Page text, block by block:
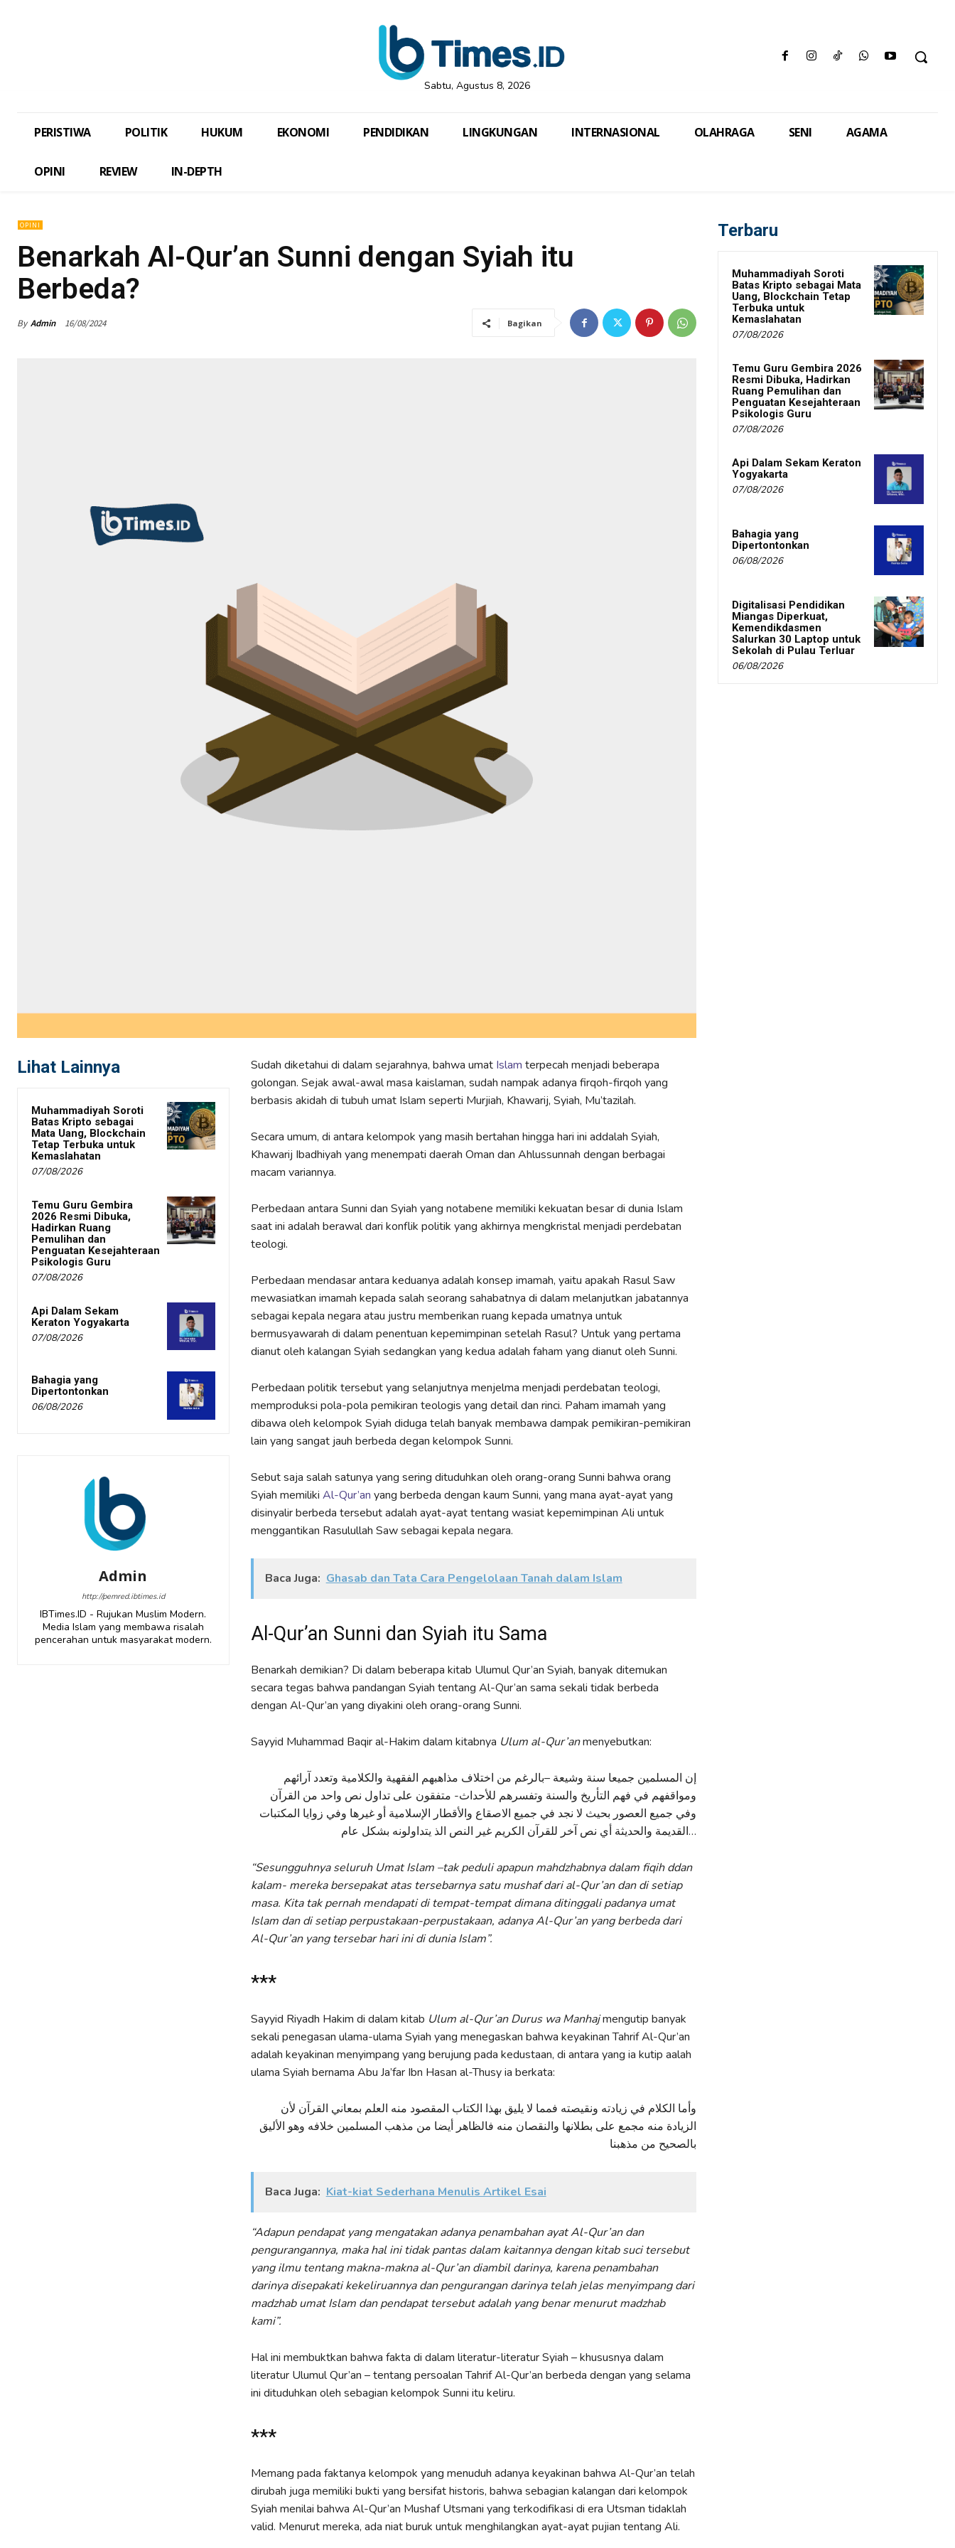
Sabtu, Agustus 8, 2026
PERISTIWA POLITIK HUKUM EKONOMI PENDIDIKAN LINGKUNGAN INTERNASIONAL OLAHRAGA SENI AGAMA
OPINI REVIEW IN-DEPTH
OPINI
Benarkah Al-Qur’an Sunni dengan Syiah itu
Berbeda?
By Admin 16/08/2024 Bagikan
Lihat Lainnya
Muhammadiyah Soroti
Batas Kripto sebagai
Mata Uang, Blockchain
Tetap Terbuka untuk
Kemaslahatan
07/08/2026
Temu Guru Gembira
2026 Resmi Dibuka,
Hadirkan Ruang
Pemulihan dan
Penguatan Kesejahteraan
Psikologis Guru
07/08/2026
Api Dalam Sekam
Keraton Yogyakarta
07/08/2026
Bahagia yang
Dipertontonkan
06/08/2026
Admin
http://pemred.ibtimes.id
IBTimes.ID - Rujukan Muslim Modern.
Media Islam yang membawa risalah
pencerahan untuk masyarakat modern.
Sudah diketahui di dalam sejarahnya, bahwa umat Islam terpecah menjadi beberapa
golongan. Sejak awal-awal masa kaislaman, sudah nampak adanya firqoh-firqoh yang
berbasis akidah di tubuh umat Islam seperti Murjiah, Khawarij, Syiah, Mu’tazilah.
Secara umum, di antara kelompok yang masih bertahan hingga hari ini addalah Syiah,
Khawarij Ibadhiyah yang menempati daerah Oman dan Ahlussunnah dengan berbagai
macam variannya.
Perbedaan antara Sunni dan Syiah yang notabene memiliki kekuatan besar di dunia Islam
saat ini adalah berawal dari konflik politik yang akhirnya mengkristal menjadi perdebatan
teologi.
Perbedaan mendasar antara keduanya adalah konsep imamah, yaitu apakah Rasul Saw
mewasiatkan imamah kepada salah seorang sahabatnya di dalam melanjutkan jabatannya
sebagai kepala negara atau justru memberikan ruang kepada umatnya untuk
bermusyawarah di dalam penentuan kepemimpinan setelah Rasul? Untuk yang pertama
dianut oleh kalangan Syiah sedangkan yang kedua adalah faham yang dianut oleh Sunni.
Perbedaan politik tersebut yang selanjutnya menjelma menjadi perdebatan teologi,
memproduksi pola-pola pemikiran teologis yang detail dan rinci. Paham imamah yang
dibawa oleh kelompok Syiah diduga telah banyak membawa dampak pemikiran-pemikiran
lain yang sangat jauh berbeda degan kelompok Sunni.
Sebut saja salah satunya yang sering dituduhkan oleh orang-orang Sunni bahwa orang
Syiah memiliki Al-Qur’an yang berbeda dengan kaum Sunni, yang mana ayat-ayat yang
disinyalir berbeda tersebut adalah ayat-ayat tentang wasiat kepemimpinan Ali untuk
menggantikan Rasulullah Saw sebagai kepala negara.
Baca Juga: Ghasab dan Tata Cara Pengelolaan Tanah dalam Islam
Al-Qur’an Sunni dan Syiah itu Sama
Benarkah demikian? Di dalam beberapa kitab Ulumul Qur’an Syiah, banyak ditemukan
secara tegas bahwa pandangan Syiah tentang Al-Qur’an sama sekali tidak berbeda
dengan Al-Qur’an yang diyakini oleh orang-orang Sunni.
Sayyid Muhammad Baqir al-Hakim dalam kitabnya Ulum al-Qur’anmenyebutkan:
إن المسلمين جميعا سنة وشيعة –بالرغم من اختلاف مذاهبهم الفقهية والكلامية وتعدد آرائهم
ومواقفهم في فهم التأريخ والسنة وتفسرهم للأحداث- متفقون على تداول نص واحد من القرآن
وفي جميع العصور بحيث لا نجد في جميع الاصقاع والأقطار الإسلامية أو غيرها وفي زوايا المكتبات
القديمة والحديثة أي نص آخر للقرآن الكريم غير النص الذ يتداولونه بشكل عام…
“Sesungguhnya seluruh Umat Islam –tak peduli apapun mahdzhabnya dalam fiqih ddan
kalam- mereka bersepakat atas tersebarnya satu mushaf dari al-Qur’an dan di setiap
masa. Kita tak pernah mendapati di tempat-tempat dimana ditinggali padanya umat
Islam dan di setiap perpustakaan-perpustakaan, adanya Al-Qur’an yang berbeda dari
Al-Qur’an yang tersebar hari ini di dunia Islam”.
***
Sayyid Riyadh Hakim di dalam kitab Ulum al-Qur’an Durus wa Manhajmengutip banyak
sekali penegasan ulama-ulama Syiah yang menegaskan bahwa keyakinan Tahrif Al-Qur’an
adalah keyakinan menyimpang yang berujung pada kedustaan, di antara yang ia kutip aalah
ulama Syiah bernama Abu Ja’far Ibn Hasan al-Thusy ia berkata:
وأما الكلام في زيادته ونقيصته فمما لا يليق بهذا الكتاب المقصود منه العلم بمعاني القرآن لأن
الزيادة منه مجمع على بطلانها والنقصان منه فالظاهر أيضا من مذهب المسلمين خلافه وهو الأليق
بالصحيح من مذهبنا
Baca Juga: Kiat-kiat Sederhana Menulis Artikel Esai
“Adapun pendapat yang mengatakan adanya penambahan ayat Al-Qur’an dan
pengurangannya, maka hal ini tidak pantas dalam kaitannya dengan kitab suci tersebut
yang ilmu tentang makna-makna al-Qur’an diambil darinya, karena penambahan
darinya disepakati kekeliruannya dan pengurangan darinya telah jelas menyimpang dari
madzhab umat Islam dan pendapat tersebut adalah yang benar menurut madzhab
kami”.
Hal ini membuktkan bahwa fakta di dalam literatur-literatur Syiah – khususnya dalam
literatur Ulumul Qur’an – tentang persoalan Tahrif Al-Qur’an berbeda dengan yang selama
ini dituduhkan oleh sebagian kelompok Sunni itu keliru.
***
Memang pada faktanya kelompok yang menuduh adanya keyakinan bahwa Al-Qur’an telah
dirubah juga memiliki bukti yang bersifat historis, bahwa sebagian kalangan dari kelompok
Syiah menilai bahwa Al-Qur’an Mushaf Utsmani yang terkodifikasi di era Utsman tidaklah
valid. Menurut mereka, ada niat buruk untuk menghilangkan ayat-ayat pujian tentang Ali.
Terbaru
Muhammadiyah Soroti
Batas Kripto sebagai Mata
Uang, Blockchain Tetap
Terbuka untuk
Kemaslahatan
07/08/2026
Temu Guru Gembira 2026
Resmi Dibuka, Hadirkan
Ruang Pemulihan dan
Penguatan Kesejahteraan
Psikologis Guru
07/08/2026
Api Dalam Sekam Keraton
Yogyakarta
07/08/2026
Bahagia yang
Dipertontonkan
06/08/2026
Digitalisasi Pendidikan
Miangas Diperkuat,
Kemendikdasmen
Salurkan 30 Laptop untuk
Sekolah di Pulau Terluar
06/08/2026